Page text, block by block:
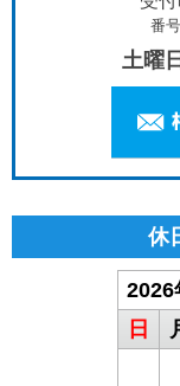
番
土曜
休
2026
日